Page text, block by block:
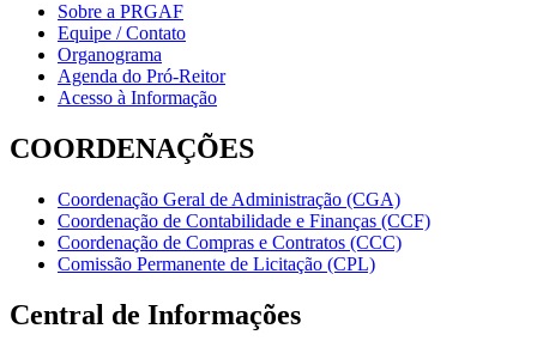
Sobre a PRGAF
Equipe / Contato
Organograma
Agenda do Pró-Reitor
Acesso à Informação
COORDENAÇÕES
Coordenação Geral de Administração (CGA)
Coordenação de Contabilidade e Finanças (CCF)
Coordenação de Compras e Contratos (CCC)
Comissão Permanente de Licitação (CPL)
Central de Informações